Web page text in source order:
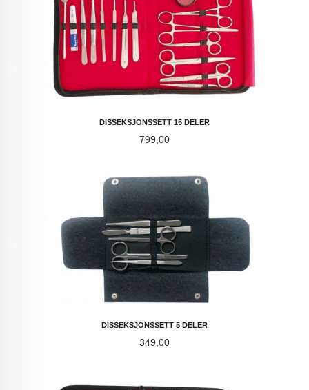
DISSEKSJONSSETT 15 DELER
Pris
799,00
DISSEKSJONSSETT 5 DELER
Pris
349,00